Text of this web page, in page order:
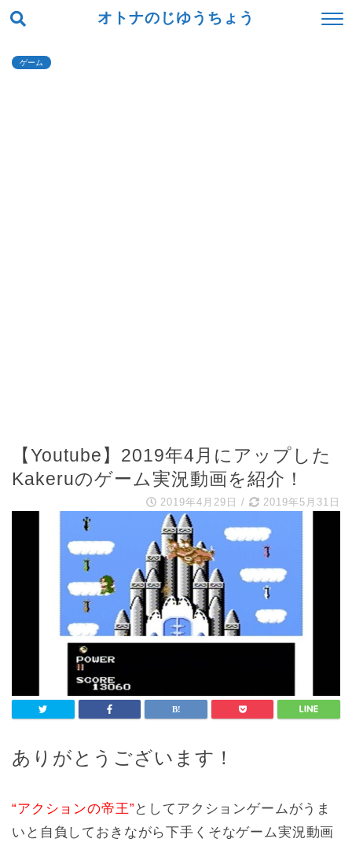
オトナのじゆうちょう
ゲーム
【Youtube】2019年4月にアップした
Kakeruのゲーム実況動画を紹介！
2019年4月29日 / 2019年5月31日
ありがとうございます！
“アクションの帝王” としてアクションゲームがうま
いと自負しておきながら下手くそなゲーム実況動画